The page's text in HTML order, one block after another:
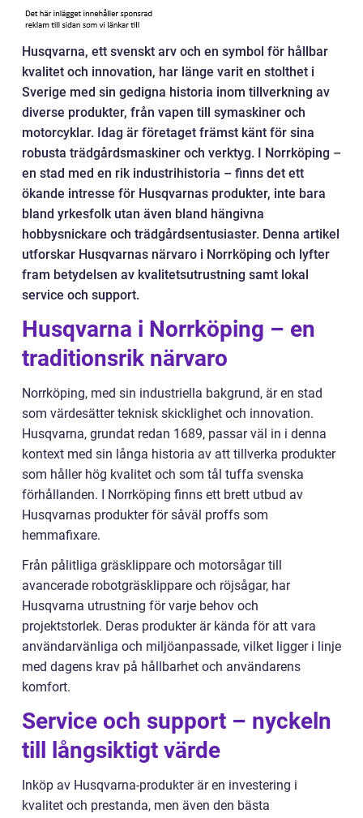
Husqvarna, ett svenskt arv och en symbol för hållbar
kvalitet och innovation, har länge varit en stolthet i
Sverige med sin gedigna historia inom tillverkning av
diverse produkter, från vapen till symaskiner och
motorcyklar. Idag är företaget främst känt för sina
robusta trädgårdsmaskiner och verktyg. I Norrköping –
en stad med en rik industrihistoria – finns det ett
ökande intresse för Husqvarnas produkter, inte bara
bland yrkesfolk utan även bland hängivna
hobbysnickare och trädgårdsentusiaster. Denna artikel
utforskar Husqvarnas närvaro i Norrköping och lyfter
fram betydelsen av kvalitetsutrustning samt lokal
service och support.
Husqvarna i Norrköping – en
traditionsrik närvaro
Norrköping, med sin industriella bakgrund, är en stad
som värdesätter teknisk skicklighet och innovation.
Husqvarna, grundat redan 1689, passar väl in i denna
kontext med sin långa historia av att tillverka produkter
som håller hög kvalitet och som tål tuffa svenska
förhållanden. I Norrköping finns ett brett utbud av
Husqvarnas produkter för såväl proffs som
hemmafixare.
Från pålitliga gräsklippare och motorsågar till
avancerade robotgräsklippare och röjsågar, har
Husqvarna utrustning för varje behov och
projektstorlek. Deras produkter är kända för att vara
användarvänliga och miljöanpassade, vilket ligger i linje
med dagens krav på hållbarhet och användarens
komfort.
Service och support – nyckeln
till långsiktigt värde
Inköp av Husqvarna-produkter är en investering i
kvalitet och prestanda, men även den bästa